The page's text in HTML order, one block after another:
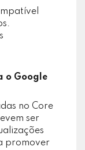
o Google
no Core
ser
promover